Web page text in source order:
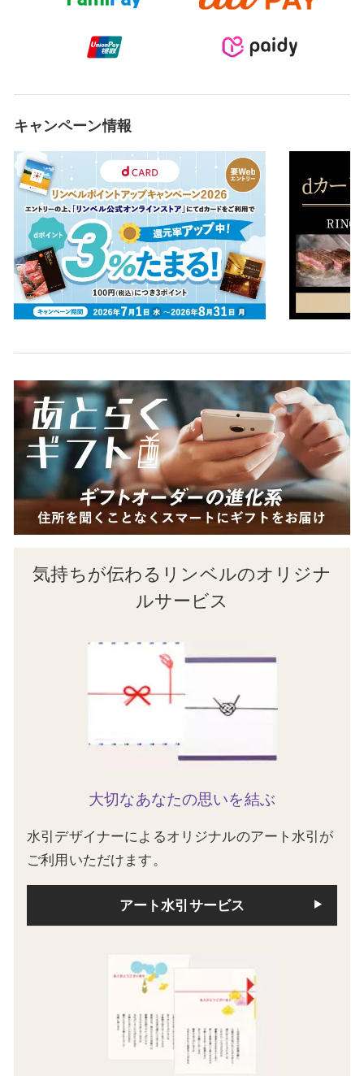
キャンペーン情報
気持ちが伝わるリンベルのオリジナ
ルサービス
大切なあなたの思いを結ぶ
水引デザイナーによるオリジナルのアート水引が
ご利用いただけます。
アート水引サービス